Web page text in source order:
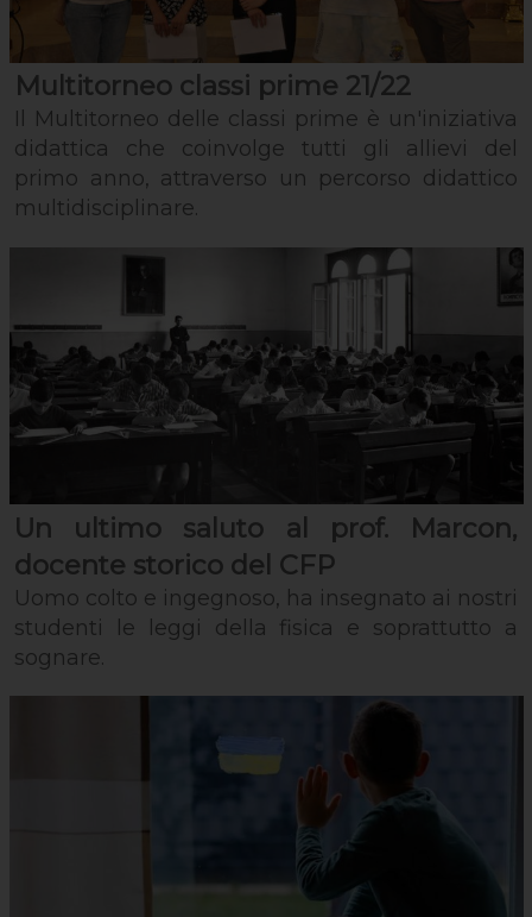
Multitorneo classi prime 21/22
Il Multitorneo delle classi prime è un'iniziativa
didattica che coinvolge tutti gli allievi del
primo anno, attraverso un percorso didattico
multidisciplinare.
Un ultimo saluto al prof. Marcon,
docente storico del CFP
Uomo colto e ingegnoso, ha insegnato ai nostri
studenti le leggi della fisica e soprattutto a
sognare.